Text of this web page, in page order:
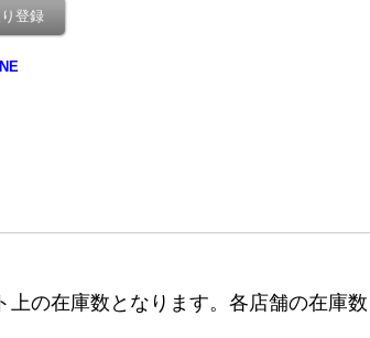
登録
の在庫数となります。各店舗の在庫